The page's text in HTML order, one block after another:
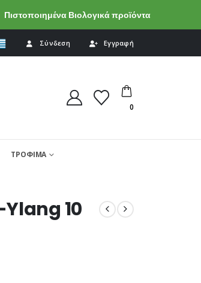
Πιστοποιημένα Βιολογικά προϊόντα
Σύνδεση Εγγραφή
0
ΤΡΟΦΙΜΑ
Ylang 10